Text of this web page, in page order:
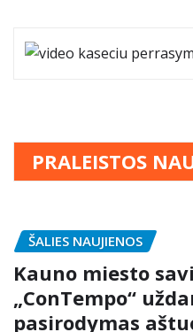
PRALEISTOS
ŠALIES NAUJIENOS
Kauno miesto
„ConTempo“
pasirodymas